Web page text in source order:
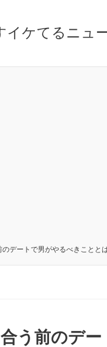
イケてるニュ
デートで男がやるべきことと
う前のデ